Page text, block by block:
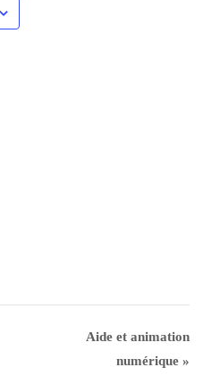
Aide et animation
numérique »